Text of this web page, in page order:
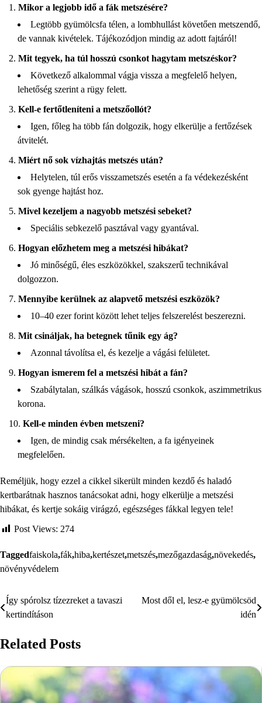
Mikor a legjobb idő a fák metszésére?
Legtöbb gyümölcsfa télen, a lombhullást követően metszendő,
de vannak kivételek. Tájékozódjon mindig az adott fajtáról!
Mit tegyek, ha túl hosszú csonkot hagytam metszéskor?
Következő alkalommal vágja vissza a megfelelő helyen,
lehetőség szerint a rügy felett.
Kell-e fertőtleníteni a metszőollót?
Igen, főleg ha több fán dolgozik, hogy elkerülje a fertőzések
átvitelét.
Miért nő sok vízhajtás metszés után?
Helytelen, túl erős visszametszés esetén a fa védekezésként
sok gyenge hajtást hoz.
Mivel kezeljem a nagyobb metszési sebeket?
Speciális sebkezelő pasztával vagy gyantával.
Hogyan előzhetem meg a metszési hibákat?
Jó minőségű, éles eszközökkel, szakszerű technikával
dolgozzon.
Mennyibe kerülnek az alapvető metszési eszközök?
10–40 ezer forint között lehet teljes felszerelést beszerezni.
Mit csináljak, ha betegnek tűnik egy ág?
Azonnal távolítsa el, és kezelje a vágási felületet.
Hogyan ismerem fel a metszési hibát a fán?
Szabálytalan, szálkás vágások, hosszú csonkok, aszimmetrikus
korona.
Kell-e minden évben metszeni?
Igen, de mindig csak mérsékelten, a fa igényeinek
megfelelően.
Reméljük, hogy ezzel a cikkel sikerült minden kezdő és haladó
kertbarátnak hasznos tanácsokat adni, hogy elkerülje a metszési
hibákat, és kertje sokáig virágzó, egészséges fákkal legyen tele!
Post Views: 274
Taggedfaiskola,fák,hiba,kertészet,metszés,mezőgazdaság,növekedés,
növényvédelem
Bejegyzés
Így spórolsz tízezreket a tavaszi
kertindításon
Most dől el, lesz-e gyümölcsöd
idén
Related Posts